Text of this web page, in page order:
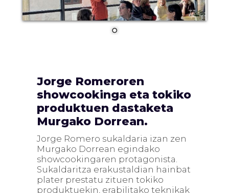
Jorge Romeroren
showcookinga eta tokiko
produktuen dastaketa
Murgako Dorrean.
Jorge Romero sukaldaria izan zen
Murgako Dorrean egindako
showcookingaren protagonista.
Sukaldaritza erakustaldian hainbat
plater prestatu zituen tokiko
produktuekin, erabilitako teknikak